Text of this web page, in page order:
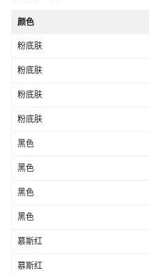
颜色
粉底肤
粉底肤
粉底肤
粉底肤
黑色
黑色
黑色
黑色
慕斯红
慕斯红